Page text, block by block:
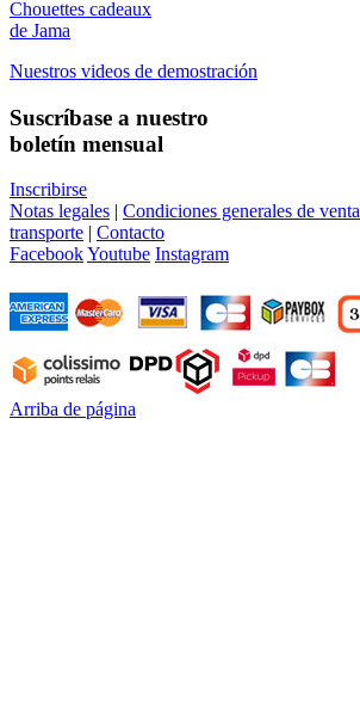
Chouettes cadeaux
de Jama
Nuestros videos de demostración
Suscríbase a nuestro
boletín mensual
Inscribirse
Notas legales | Condiciones generales de venta
transporte | Contacto
FacebookYoutube Instagram
Arriba de página